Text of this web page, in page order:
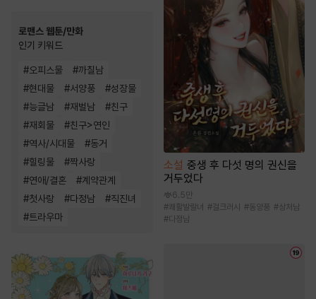
로맨스 웹툰/만화
인기 키워드
#오피스물 #까칠남
#현대물 #서양풍 #성장물
#능글남 #재벌남 #친구
#재회물 #친구>연인
#역사/시대물 #동거
#힐링물 #짝사랑
#연애/결혼 #계약관계
#첫사랑 #다정남 #직진녀
#트라우마
소설 중생 후 다섯 명의 권신을
거두었다
6.5만
#쾌활발랄녀 #걸크러시 #동양풍 #상처남
#다정남